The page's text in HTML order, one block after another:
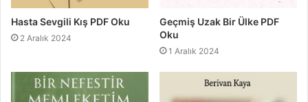
Hasta Sevgili Kış PDF Oku
2 Aralık 2024
Geçmiş Uzak Bir Ülke PDF
Oku
1 Aralık 2024